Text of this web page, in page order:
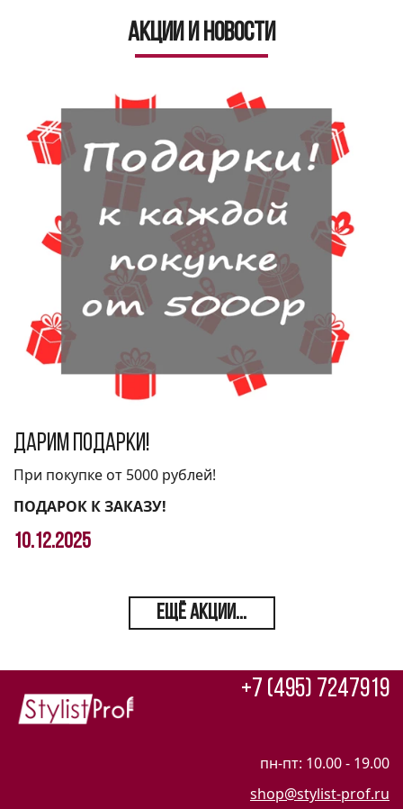
Акции и новости
Дарим подарки!
При покупке от 5000 рублей!
ПОДАРОК К ЗАКАЗУ!
10.12.2025
ЕЩЁ АКЦИИ...
+7 (495) 7247919
пн-пт: 10.00 - 19.00
shop@stylist-prof.ru